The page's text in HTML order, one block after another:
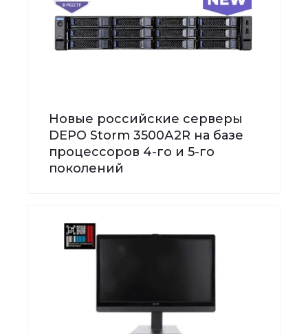
Новые российские серверы
DEPO Storm 3500А2R на базе
процессоров 4-го и 5-го
поколений